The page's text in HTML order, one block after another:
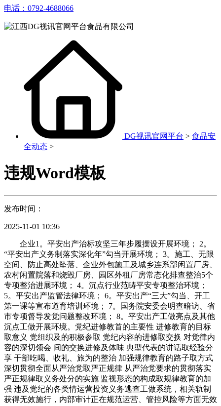
电话：0792-4688066
DG视讯官网平台 > 食品安
全动态 >
违规Word模板
发布时间：
2025-11-01 10:36
企业1。平安出产治标攻坚三年步履摆设开展环境； 2。
“平安出产义务制落实深化年”勾当开展环境； 3。施工、无限
空间、防止高处坠落、企业外包施工及城乡连系部闲置厂房、
农村闲置院落和烧毁厂房、园区外租厂房常态化排查整治5个
专项整治进展环境； 4。沉点行业范畴平安专项整治环境；
5。平安出产监管法律环境； 6。平安出产“三大”勾当、开工
第一课等宣布道育培训环境； 7。国务院安委会明查暗访、省
市专项督导发觉问题整改环境； 8。平安出产工做亮点及其他
沉点工做开展环境。党纪进修教首的主要性 进修教育的目标
取意义 党组织及的积极参取 党纪内容的进修取交换 对觉律内
容的深切领会 间的交换进修及体味 典型代表的讲话取经验分
享 干部吃喝、收礼、旅为的整治 加强规律教育的路子取方式
深切贯彻全面从严治党取严正规律 从严治党要求的贯彻落实
严正规律取义务处分的实施 监视形态的构成取规律教育的加
强 违及党纪的各类情运营投资义务逃查工做系统，相关轨制
获得无效施行，内部审计正在规范运营、管控风险等方面无效